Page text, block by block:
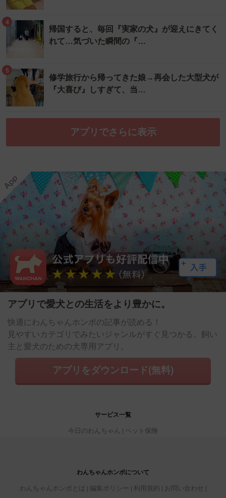
4
帰国すると、毎回『実家の犬』が迎えにきてく
れて…気づいた瞬間の『…
5
修学旅行から帰ってきた娘→再会した大型犬が
『大喜び』しすぎて、当…
アプリでさらに表示
アプリで愛犬との生活をより豊かに。
快適にわんちゃんホンポの記事が読める！
見やすいカテゴリでみたいジャンルがすぐ見つかる。飼い
主と愛犬のための犬専用アプリ。
アプリをダウンロード(無料)
サービス一覧
今日のわんちゃん ペット保険
わんちゃんホンポについて
わんちゃんホンポとは 編集ポリシー 利用規約
お問い合わせ